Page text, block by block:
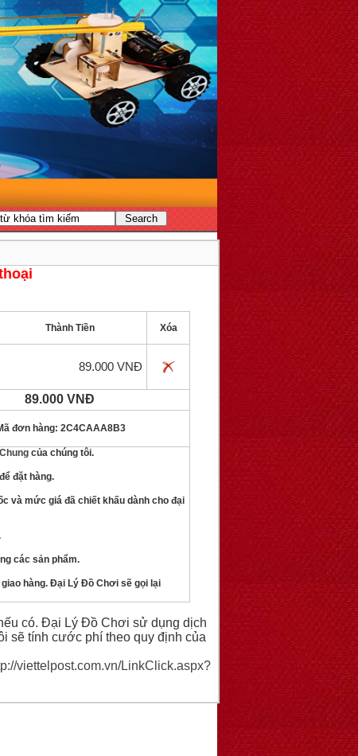
Thành Tiền Xóa
89.000 VNĐ
89.000 VNĐ
đơn hàng: 2C4CAAA8B3
của chúng tôi.
đặt hàng.
và mức giá đã chiết khấu dành cho đại
các sản phẩm.
hàng. Đại Lý Đồ Chơi sẽ gọi lại
có. Đại Lý Đồ Chơi sử dụng dịch
sẽ tính cước phí theo quy định của
viettelpost.com.vn/LinkClick.aspx?